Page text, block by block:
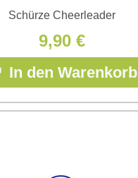
Schürze Cheerleader
9,90 €
In den Warenkorb